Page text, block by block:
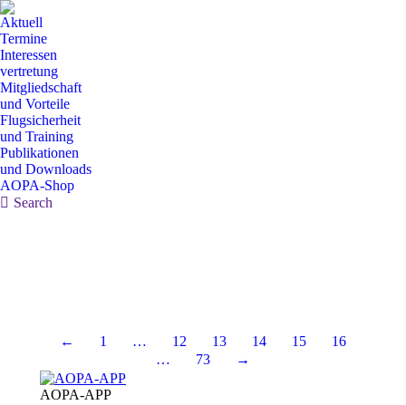
Aktuell
Termine
Interessen
vertretung
Mitgliedschaft
und Vorteile
Flugsicherheit
und Training
Publikationen
und Downloads
AOPA-Shop
Search:
Search
← 1 … 12 13 14 15
16
…
73 →
AOPA-APP